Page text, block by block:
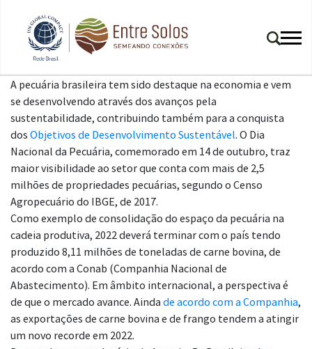
A pecuária brasileira tem sido destaque na economia e vem
se desenvolvendo através dos avanços pela
sustentabilidade, contribuindo também para a conquista
dos Objetivos de Desenvolvimento Sustentável. O Dia
Nacional da Pecuária, comemorado em 14 de outubro, traz
maior visibilidade ao setor que conta com mais de 2,5
milhões de propriedades pecuárias, segundo o Censo
Agropecuário do IBGE, de 2017.
Como exemplo de consolidação do espaço da pecuária na
cadeia produtiva, 2022 deverá terminar com o país tendo
produzido 8,11 milhões de toneladas de carne bovina, de
acordo com a Conab (Companhia Nacional de
Abastecimento). Em âmbito internacional, a perspectiva é
de que o mercado avance. Ainda de acordo com a Companhia,
as exportações de carne bovina e de frango tendem a atingir
um novo recorde em 2022.